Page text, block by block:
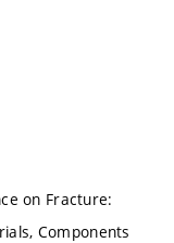
on Fracture:
Components